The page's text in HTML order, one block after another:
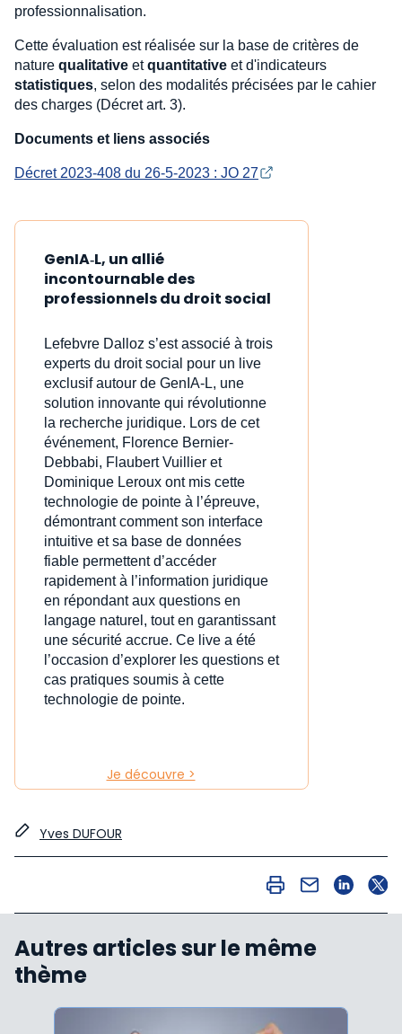
professionnalisation.
Cette évaluation est réalisée sur la base de critères de
nature qualitative etquantitative et d'indicateurs
statistiques, selon des modalités précisées par le cahier
des charges (Décret art. 3).
Documents et liens associés
Décret 2023-408 du 26-5-2023 : JO 27
GenIA‑L, un allié
incontournable des
professionnels du droit social
Lefebvre Dalloz s’est associé à trois
experts du droit social pour un live
exclusif autour de GenIA‑L, une
solution innovante qui révolutionne
la recherche juridique. Lors de cet
événement, Florence Bernier-
Debbabi, Flaubert Vuillier et
Dominique Leroux ont mis cette
technologie de pointe à l’épreuve,
démontrant comment son interface
intuitive et sa base de données
fiable permettent d’accéder
rapidement à l’information juridique
en répondant aux questions en
langage naturel, tout en garantissant
une sécurité accrue. Ce live a été
l’occasion d’explorer les questions et
cas pratiques soumis à cette
technologie de pointe.
Je découvre >
Yves DUFOUR
Autres articles sur le même
thème